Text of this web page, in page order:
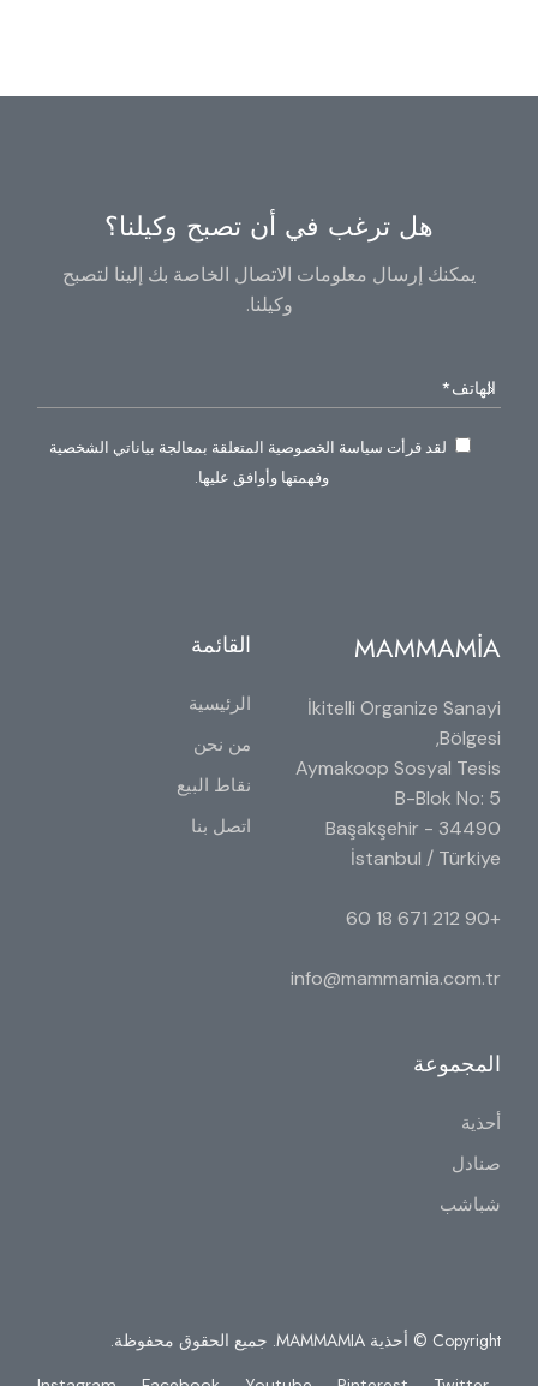
هل ترغب في أن تصبح وكيلنا؟
يمكنك إرسال معلومات الاتصال الخاصة بك إلينا لتصبح
وكيلنا.
لقد قرأت سياسة الخصوصية المتعلقة بمعالجة بياناتي الشخصية
وفهمتها وأوافق عليها.
MAMMAMİA
İkitelli Organize Sanayi
Bölgesi,
Aymakoop Sosyal Tesis
B-Blok No: 5
34490 Başakşehir -
İstanbul / Türkiye
+90 212 671 18 60
info@mammamia.com.tr
القائمة
الرئيسية
من نحن
نقاط البيع
اتصل بنا
المجموعة
أحذية
صنادل
شباشب
Copyright © أحذية MAMMAMIA. جميع الحقوق محفوظة.